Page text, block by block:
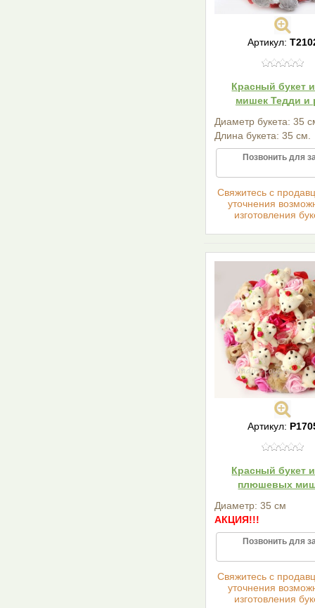
Артикул:
Красный букет
мишек Тедди и
Диаметр букета: 35
Длина букета: 35 см.
Позвонить для
Cвяжитесь с
уточнения
изготовления
Артикул:
Красный букет
плюшевых
Диаметр: 35 см
АКЦИЯ!!!
Позвонить для
Cвяжитесь с
уточнения
изготовления